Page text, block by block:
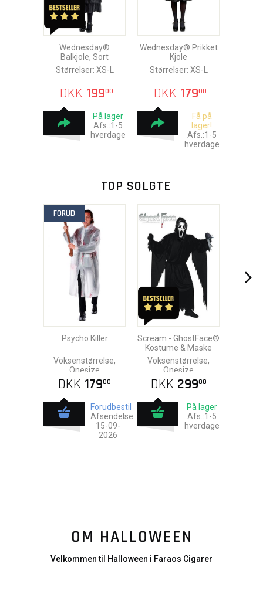
Wednesday®
Balkjole, Sort
Størrelser: XS-L
DKK 19900
På lager
Afs.:1-5
hverdage
Wednesday® Prikket
Kjole
Størrelser: XS-L
DKK 17900
Få på
lager!
Afs.:1-5
hverdage
TOP SOLGTE
FORUD
Psycho Killer
Voksenstørrelse,
Onesize
DKK 17900
Forudbestil
Afsendelse:
15-09-
2026
Scream - GhostFace®
Kostume & Maske
Voksenstørrelse,
Onesize
DKK 29900
På lager
Afs.:1-5
hverdage
OM HALLOWEEN
Velkommen til Halloween i Faraos Cigarer